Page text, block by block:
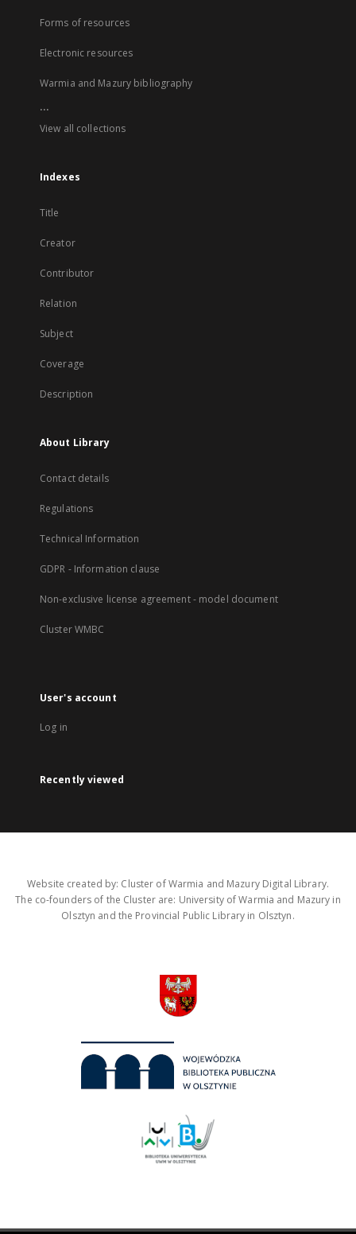
Forms of resources
Electronic resources
Warmia and Mazury bibliography
...
View all collections
Indexes
Title
Creator
Contributor
Relation
Subject
Coverage
Description
About Library
Contact details
Regulations
Technical Information
GDPR - Information clause
Non-exclusive license agreement - model document
Cluster WMBC
User's account
Log in
Recently viewed
Website created by: Cluster of Warmia and Mazury Digital Library.
The co-founders of the Cluster are: University of Warmia and Mazury in
Olsztyn and the Provincial Public Library in Olsztyn.